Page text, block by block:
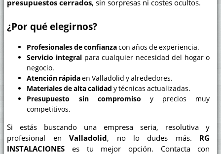
presupuestos cerrados, sin sorpresas ni costes ocultos.
¿Por qué elegirnos?
Profesionales de confianzacon años de experiencia.
Servicio integral para cualquier necesidad del hogar o
negocio.
Atención rápidaen Valladolid y alrededores.
Materiales de alta calidad y técnicas actualizadas.
Presupuesto sin compromiso y precios muy
competitivos.
Si estás buscando una empresa seria, resolutiva y
profesional enValladolid, no lo dudes más. RG
INSTALACIONES es tu mejor opción. Contacta con